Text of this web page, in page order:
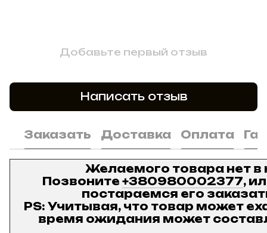
Добавьте первый отзыв
Написать отзыв
Заказать Доставка Оплата
Желаемого товара нет в
Позвоните +380980002377,
постараемся его
PS: Учитывая, что товар может
время ожидания может